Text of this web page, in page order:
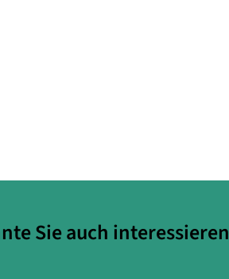
Sie auch interessieren